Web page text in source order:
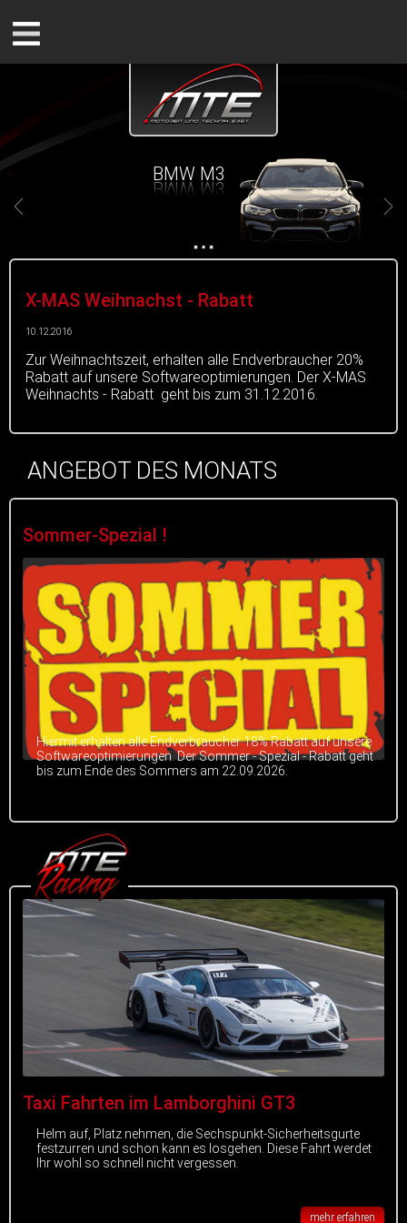
BMW M3
X-MAS Weihnachst - Rabatt
10.12.2016
Zur Weihnachtszeit, erhalten alle Endverbraucher 20%
Rabatt auf unsere Softwareoptimierungen. Der X-MAS
Weihnachts - Rabatt geht bis zum 31.12.2016.
ANGEBOT DES MONATS
Sommer-Spezial !
Hiermit erhalten alle Endverbraucher 18% Rabatt auf unsere
Softwareoptimierungen. Der Sommer - Spezial - Rabatt geht
bis zum Ende des Sommers am 22.09.2026.
Taxi Fahrten im Lamborghini GT3
Helm auf, Platz nehmen, die Sechspunkt-Sicherheitsgurte
festzurren und schon kann es losgehen. Diese Fahrt werdet
Ihr wohl so schnell nicht vergessen.
mehr erfahren